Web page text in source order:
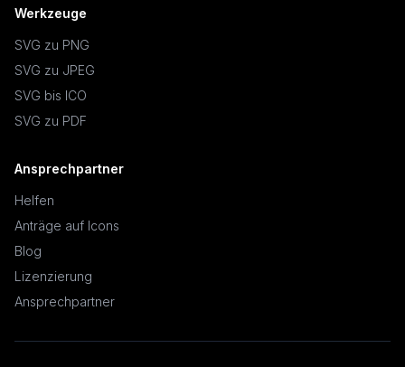
Werkzeuge
SVG zu PNG
SVG zu JPEG
SVG bis ICO
SVG zu PDF
Ansprechpartner
Helfen
Anträge auf Icons
Blog
Lizenzierung
Ansprechpartner